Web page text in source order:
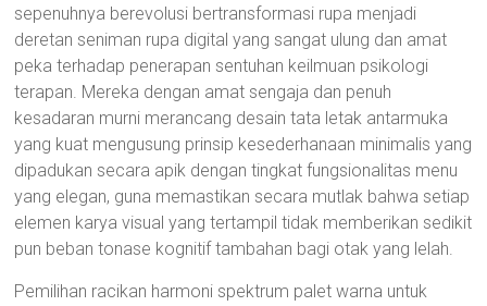
sepenuhnya berevolusi bertransformasi rupa menjadi
deretan seniman rupa digital yang sangat ulung dan amat
peka terhadap penerapan sentuhan keilmuan psikologi
terapan. Mereka dengan amat sengaja dan penuh
kesadaran murni merancang desain tata letak antarmuka
yang kuat mengusung prinsip kesederhanaan minimalis yang
dipadukan secara apik dengan tingkat fungsionalitas menu
yang elegan, guna memastikan secara mutlak bahwa setiap
elemen karya visual yang tertampil tidak memberikan sedikit
pun beban tonase kognitif tambahan bagi otak yang lelah.
Pemilihan racikan harmoni spektrum palet warna untuk